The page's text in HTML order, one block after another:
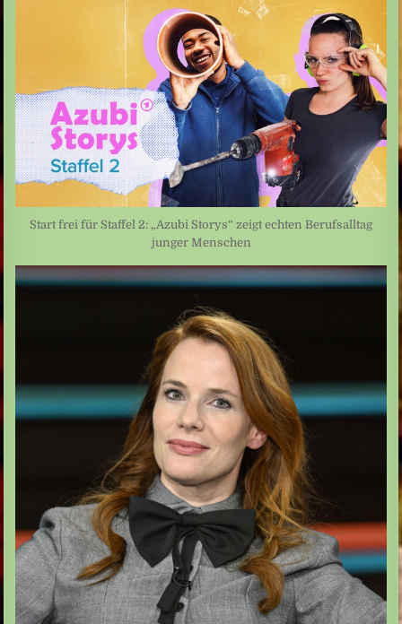
Start frei für Staffel 2: „Azubi Storys“ zeigt echten Berufsalltag
junger Menschen